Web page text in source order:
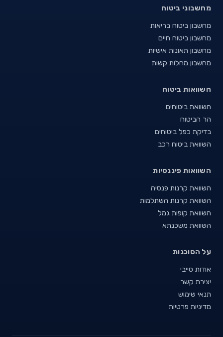
מחשבוני ביטוח
מחשבון ביטוח בריאות
מחשבון ביטוח חיים
מחשבון תאונות אישיות
מחשבון מחלות קשות
השוואות ביטוח
השוואת ביטוחים
הר הביטוח
בדיקת כפל ביטוחים
השוואת ביטוח רכב
השוואות פיננסיות
השוואת קרנות פנסיה
השוואת קרנות השתלמות
השוואת קופות גמל
השוואת משכנתא
על הסוכנות
אודות סייבי
יצירת קשר
תנאי שימוש
מדיניות פרטיות